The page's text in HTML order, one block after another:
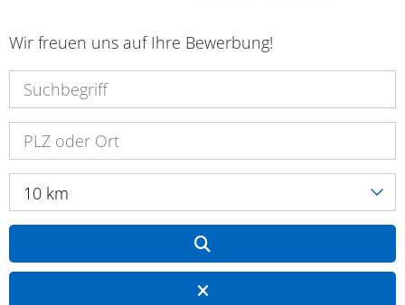
Wir freuen uns auf Ihre Bewerbung!
10 km